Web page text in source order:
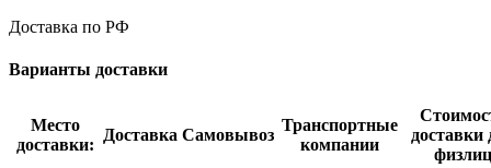
Доставка по РФ
Варианты доставки
Место
доставки:
Доставка Самовывоз
Транспортные
компании
доставки
физлиц